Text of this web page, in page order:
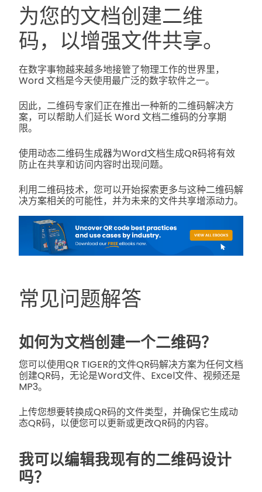
为您的文档创建二维
码，以增强文件共享。
在数字事物越来越多地接管了物理工作的世界里，
Word 文档是今天使用最广泛的数字软件之一。
因此，二维码专家们正在推出一种新的二维码解决方
案，可以帮助人们延长 Word 文档二维码的分享期
限。
使用动态二维码生成器为Word文档生成QR码将有效
防止在共享和访问内容时出现问题。
利用二维码技术，您可以开始探索更多与这种二维码解
决方案相关的可能性，并为未来的文件共享增添动力。
常见问题解答
如何为文档创建一个二维码？
您可以使用QR TIGER的文件QR码解决方案为任何文档
创建QR码，无论是Word文件、Excel文件、视频还是
MP3。
上传您想要转换成QR码的文件类型，并确保它生成动
态QR码，以便您可以更新或更改QR码的内容。
我可以编辑我现有的二维码设计
吗？